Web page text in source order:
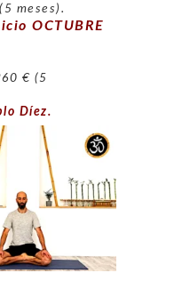
(5 meses).
OCTUBRE
€ (5
Díez.